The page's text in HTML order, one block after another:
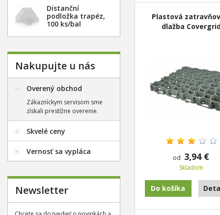
Plastová
dlažba
od 3,94 €
Skladom
Do košíka
Distanční
podložka trapéz,
100 ks/bal
Nakupujte u nás
Overený obchod
Zákazníckym servisom sme
získali prestížne overenie.
Skvelé ceny
Vernosť sa vypláca
Newsletter